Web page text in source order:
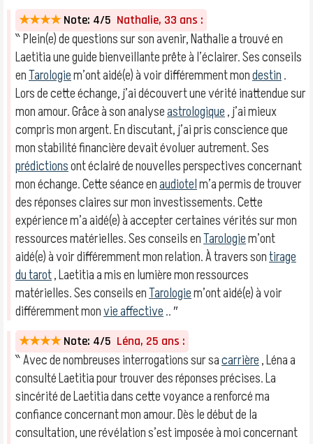
★★★★ Note: 4/5 Nathalie, 33 ans :
‶ Plein(e) de questions sur son avenir, Nathalie a trouvé en
Laetitia une guide bienveillante prête à l’éclairer. Ses conseils
enTarologiem’ont aidé(e) à voir différemment mondestin.
Lors de cette échange, j’ai découvert une vérité inattendue sur
mon amour. Grâce à son analyseastrologique, j’ai mieux
compris mon argent. En discutant, j’ai pris conscience que
mon stabilité financière devait évoluer autrement. Ses
prédictionsont éclairé de nouvelles perspectives concernant
mon échange. Cette séance enaudiotelm’a permis de trouver
des réponses claires sur mon investissements. Cette
expérience m’a aidé(e) à accepter certaines vérités sur mon
ressources matérielles. Ses conseils enTarologiem’ont
aidé(e) à voir différemment mon relation. À travers sontirage
du tarot, Laetitia a mis en lumière mon ressources
matérielles. Ses conseils enTarologiem’ont aidé(e) à voir
différemment monvie affective.. ″
★★★★ Note: 4/5 Léna, 25 ans :
‶ Avec de nombreuses interrogations sur sacarrière, Léna a
consulté Laetitia pour trouver des réponses précises. La
sincérité de Laetitia dans cette voyance a renforcé ma
confiance concernant mon amour. Dès le début de la
consultation, une révélation s’est imposée à moi concernant